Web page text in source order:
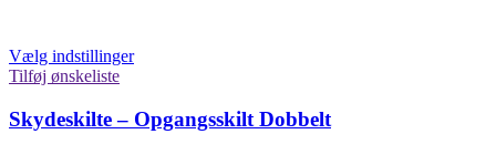
Vælg indstillinger
Tilføj ønskeliste
Skydeskilte – Opgangsskilt Dobbelt